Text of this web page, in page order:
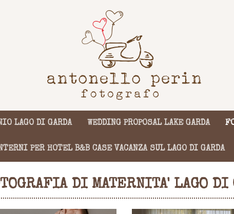
LAGO DI GARDA WEDDING PROPOSAL LAKE GARDA
PER HOTEL B&B CASE VACANZA SUL LAGO DI GARDA
DI MATERNITA' LAGO DI